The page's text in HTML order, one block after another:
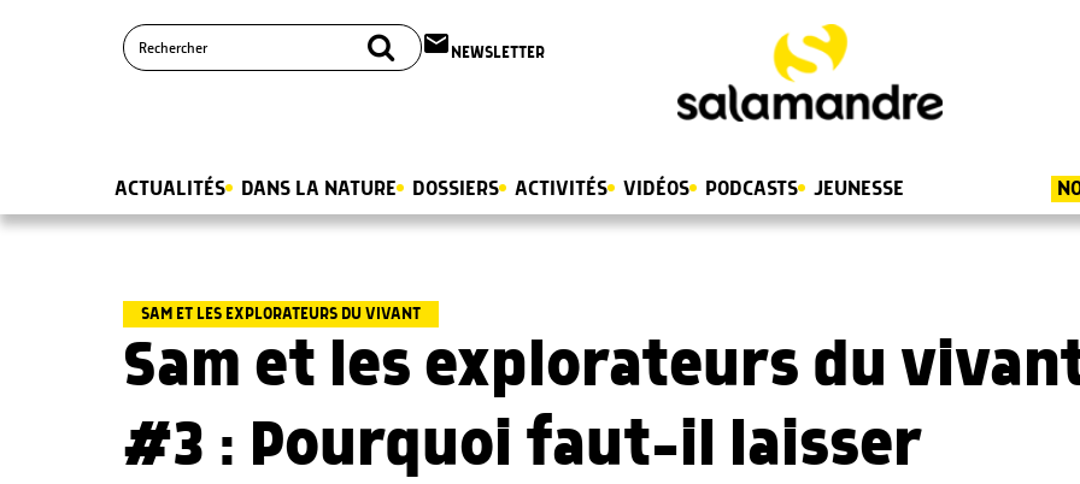
email NEWSLETTER
ACTUALITÉS DANS LA NATURE DOSSIERS ACTIVITÉS VIDÉOS PODCASTS JEUNESSE
SAM ET LES EXPLORATEURS DU VIVANT
Sam et les explorateurs du
#3 : Pourquoi faut-il laisser